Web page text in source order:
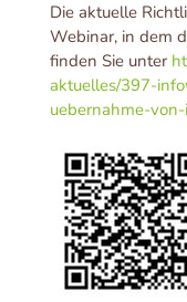
Die aktuelle
Webinar, in dem
finden Sie unter
aktuelles/397-
uebernahme-